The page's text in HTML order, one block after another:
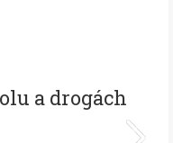
a drogách